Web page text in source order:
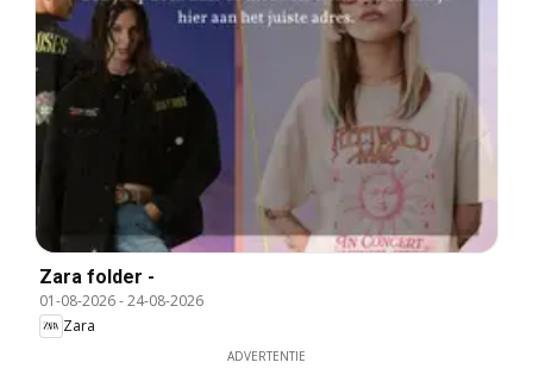
Zara folder -
01-08-2026-24-08-2026
Zara
ADVERTENTIE